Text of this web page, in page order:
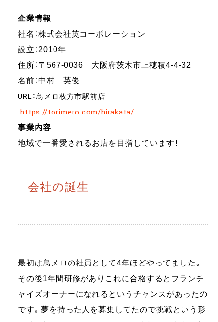
企業情報
社名：株式会社英コーポレーション
設立：2010年
住所：〒567-0036 大阪府茨木市上穂積4-4-32
名前：中村 英俊
URL：鳥メロ枚方市駅前店
https://torimero.com/hirakata/
事業内容
地域で一番愛されるお店を目指しています！
会社の誕生
最初は鳥メロの社員として4年ほどやってました。
その後1年間研修がありこれに合格するとフランチ
ャイズオーナーになれるというチャンスがあったの
です。夢を持った人を募集してたので挑戦という形